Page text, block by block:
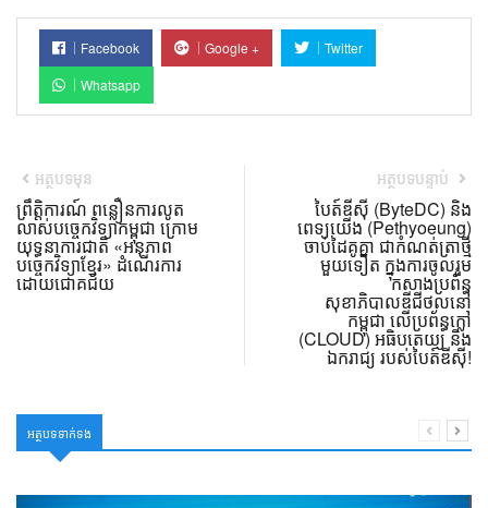
Facebook Google +
Twitter
Whatsapp
អត្ថបទមុន
ព្រឹត្តិការណ៍ ពន្លឿនការលូត
លាស់បច្ចេកវិទ្យាកម្ពុជា ក្រោម
យុទ្ធនាការជាតិ «អនុភាព
បច្ចេកវិទ្យាខ្មែរ» ដំណើរការ
ដោយជោគជ័យ
អត្ថបទបន្ទាប់
បៃត៍ឌីស៊ី (ByteDC) និង
ពេទ្យយើង (Pethyoeung)
ចាប់ដៃគូគ្នា ជាកំណត់ត្រាថ្មី
មួយទៀត ក្នុងការចូលរួម
កសាងប្រព័ន្ធ
សុខាភិបាលឌីជីថល​នៅ
កម្ពុជា លើប្រព័ន្ធក្លៅ
(CLOUD) អធិបតេយ្យ និង
ឯករាជ្យ របស់បៃត៍ឌីស៊ី!
អត្ថបទទាក់ទង